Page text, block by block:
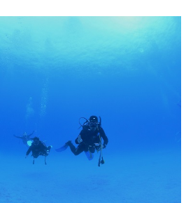
意点
は、その時のクジラの様子や海況
イム開始可能と判断した場合にの
す。